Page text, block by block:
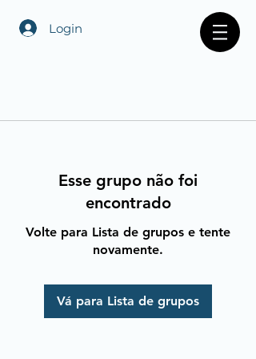
Login
Esse grupo não foi
encontrado
Volte para Lista de grupos e tente
novamente.
Vá para Lista de grupos